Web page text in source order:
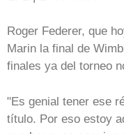
Roger Federer, que
Marin la final de
finales ya del torneo
"Es genial tener ese
título. Por eso estoy